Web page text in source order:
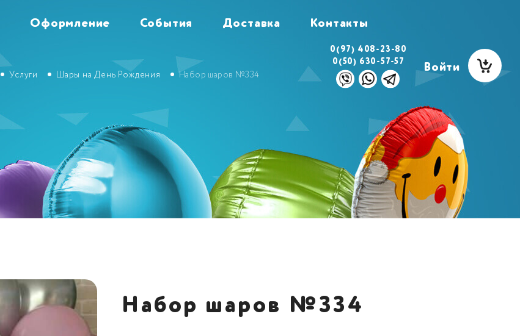
Оформление События Доставка Контакты
0(97) 408-23-80
0(50) 630-57-57
Войти
Услуги Шары на День Рождения Набор шаров №334
Набор шаров №334